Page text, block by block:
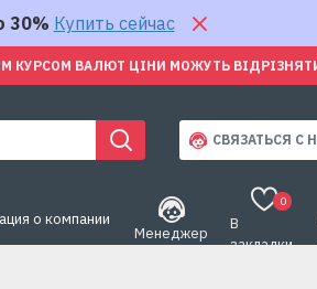
30% Купить сейчас
КУРСОМ ВАЛЮТ ЦІНИ МОЖУТЬ
СВЯЗАТЬСЯ С
о компании
Менеджер
В
закладки
0